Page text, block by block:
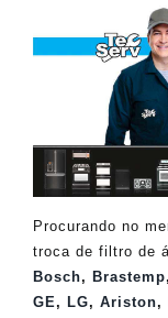
Procurando no
troca de filtro de
Bosch, Brastemp,
GE, LG, Ariston,